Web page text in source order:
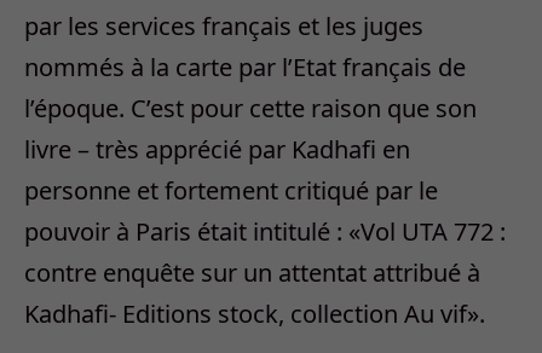
par les services français et les juges
nommés à la carte par l’Etat français de
l’époque. C’est pour cette raison que son
livre – très apprécié par Kadhafi en
personne et fortement critiqué par le
pouvoir à Paris était intitulé : «Vol UTA 772 :
contre enquête sur un attentat attribué à
Kadhafi- Editions stock, collection Au vif».